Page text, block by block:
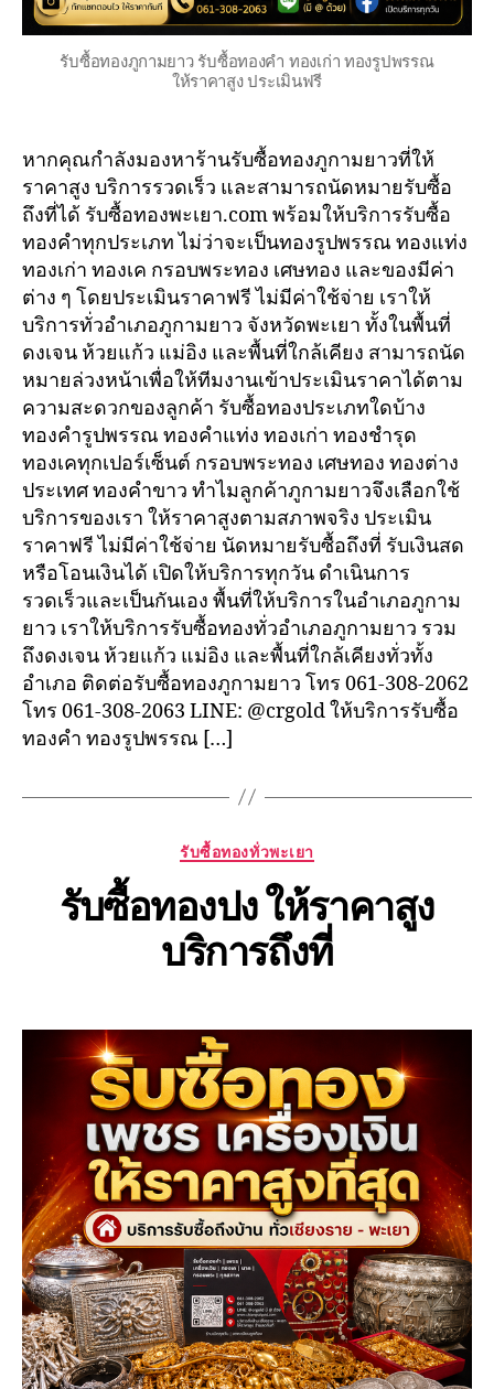
รับซื้อทองภูกามยาว รับซื้อทองคำ ทองเก่า ทองรูปพรรณ
ให้ราคาสูง ประเมินฟรี
หากคุณกำลังมองหาร้านรับซื้อทองภูกามยาวที่ให้
ราคาสูง บริการรวดเร็ว และสามารถนัดหมายรับซื้อ
ถึงที่ได้ รับซื้อทองพะเยา.com พร้อมให้บริการรับซื้อ
ทองคำทุกประเภท ไม่ว่าจะเป็นทองรูปพรรณ ทองแท่ง
ทองเก่า ทองเค กรอบพระทอง เศษทอง และของมีค่า
ต่าง ๆ โดยประเมินราคาฟรี ไม่มีค่าใช้จ่าย เราให้
บริการทั่วอำเภอภูกามยาว จังหวัดพะเยา ทั้งในพื้นที่
ดงเจน ห้วยแก้ว แม่อิง และพื้นที่ใกล้เคียง สามารถนัด
หมายล่วงหน้าเพื่อให้ทีมงานเข้าประเมินราคาได้ตาม
ความสะดวกของลูกค้า รับซื้อทองประเภทใดบ้าง
ทองคำรูปพรรณ ทองคำแท่ง ทองเก่า ทองชำรุด
ทองเคทุกเปอร์เซ็นต์ กรอบพระทอง เศษทอง ทองต่าง
ประเทศ ทองคำขาว ทำไมลูกค้าภูกามยาวจึงเลือกใช้
บริการของเรา ให้ราคาสูงตามสภาพจริง ประเมิน
ราคาฟรี ไม่มีค่าใช้จ่าย นัดหมายรับซื้อถึงที่ รับเงินสด
หรือโอนเงินได้ เปิดให้บริการทุกวัน ดำเนินการ
รวดเร็วและเป็นกันเอง พื้นที่ให้บริการในอำเภอภูกาม
ยาว เราให้บริการรับซื้อทองทั่วอำเภอภูกามยาว รวม
ถึงดงเจน ห้วยแก้ว แม่อิง และพื้นที่ใกล้เคียงทั่วทั้ง
อำเภอ ติดต่อรับซื้อทองภูกามยาว โทร 061-308-2062
โทร 061-308-2063 LINE: @crgold ให้บริการรับซื้อ
ทองคำ ทองรูปพรรณ […]
Categories
รับซื้อทองทั่วพะเยา
รับซื้อทองปง ให้ราคาสูง
บริการถึงที่